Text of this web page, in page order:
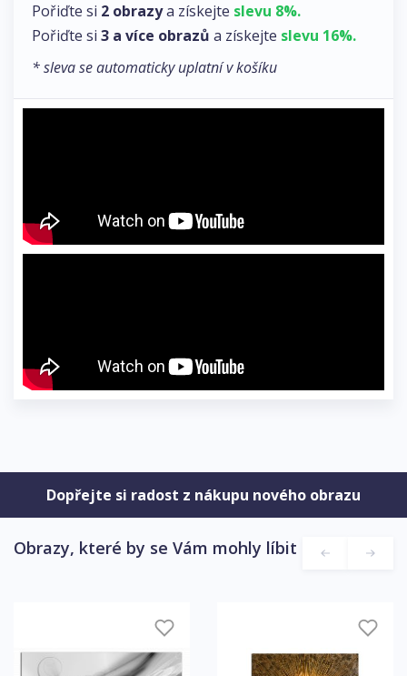
Pořiďte si 2 obrazya získejte slevu 8%.
Pořiďte si 3 a více obrazů a získejte slevu 16%.
* sleva se automaticky uplatní v košíku
Dopřejte si radost z nákupu nového obrazu
Obrazy, které by se Vám mohly líbit